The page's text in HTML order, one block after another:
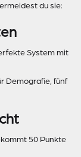
du sie:
System mit
Demografie, fünf
50 Punkte